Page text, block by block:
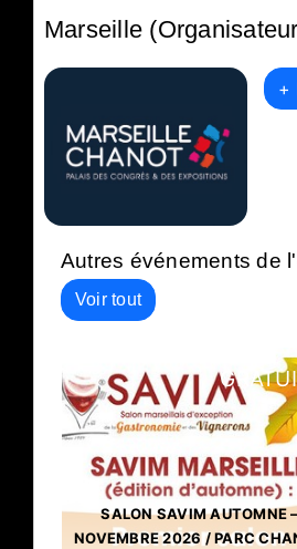
Marseille
+
Autres événements de
Voir tout
SALON SAVIM AUTOMNE –
NOVEMBRE 2026 / PARC